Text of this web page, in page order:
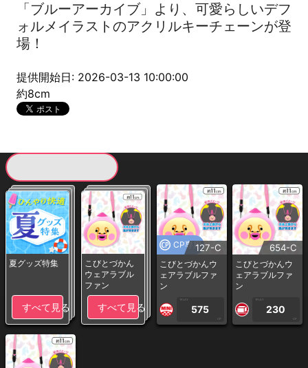
「ブルーアーカイブ」より、可愛らしいデフ
ォルメイラストのアクリルキーチェーンが登
場！
提供開始日: 2026-03-13 10:00:00
約8cm
夏グッズ特集
すべて見る
こびとづかん
ウェアラブル
ファン
すべて見る
CP専用127-C
こびとづかんウ
ェアラブルファ
ン
1PLAY
575
CP
654-C
こびとづかんウ
ェアラブルファ
ン
1PLAY
230
CP